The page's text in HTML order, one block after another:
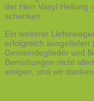
der Herr Vasyl Heilung
schenken.
Ein weiterer
erfolgreich ausgeliefert
Gemeindeglieder und
Bemühungen nicht
einigen, und wir